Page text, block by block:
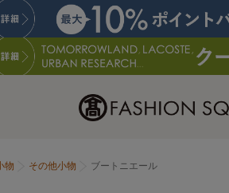
物 その他小物 ブートニエール